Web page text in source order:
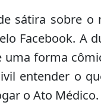
sátira sobre o
Facebook. A
uma forma
entender o
o Ato Médico.